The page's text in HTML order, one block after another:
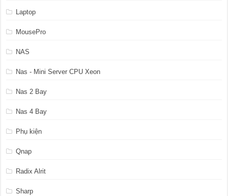
Laptop
MousePro
NAS
Nas - Mini Server CPU Xeon
Nas 2 Bay
Nas 4 Bay
Phụ kiện
Qnap
Radix Alrit
Sharp